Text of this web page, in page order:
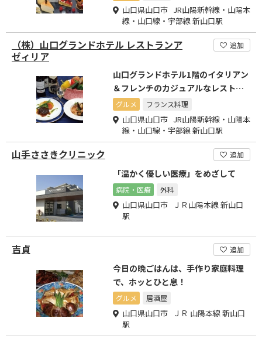
山口県山口市 JR山陽新幹線・山陽本
線・山口線・宇部線 新山口駅
（株）山口グランドホテル レストランア
ゼィリア
追加
山口グランドホテル1階のイタリアン
＆フレンチのカジュアルなレストラ
ンです。
グルメ フランス料理
山口県山口市 JR山陽新幹線・山陽本
線・山口線・宇部線 新山口駅
山手ささきクリニック 追加
「温かく優しい医療」をめざして
病院・医療 外科
山口県山口市 ＪＲ山陽本線 新山口
駅
吉貞 追加
今日の晩ごはんは、手作り家庭料理
で、ホッとひと息！
グルメ 居酒屋
山口県山口市 ＪＲ 山陽本線 新山口
駅